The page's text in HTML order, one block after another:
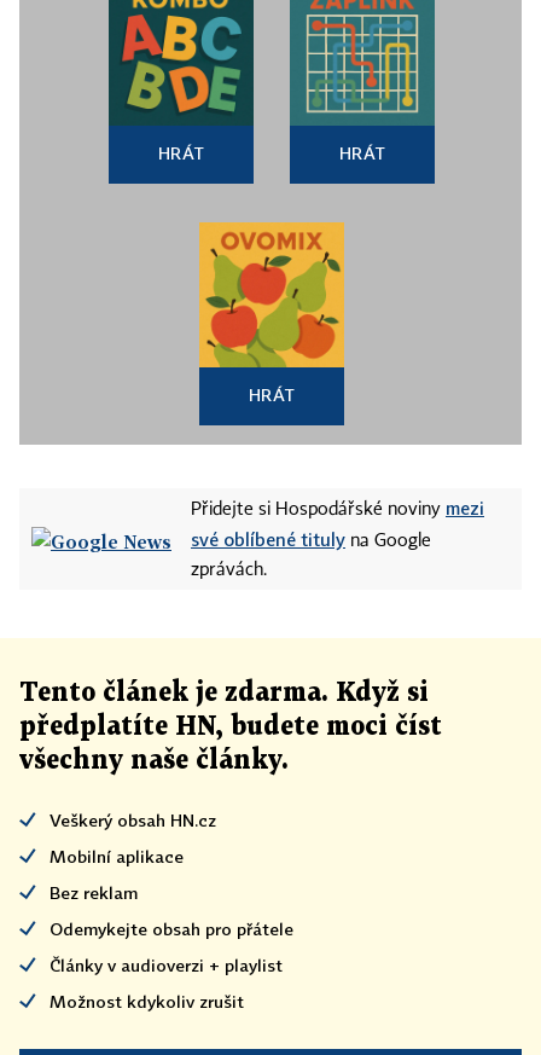
HRÁT HRÁT
HRÁT
Přidejte si Hospodářské noviny mezi
své oblíbené tituly na Google
zprávách.
Tento článek je zdarma. Když si
předplatíte HN, budete moci číst
všechny naše články.
Veškerý obsah HN.cz
Mobilní aplikace
Bez reklam
Odemykejte obsah pro přátele
Články v audioverzi + playlist
Možnost kdykoliv zrušit